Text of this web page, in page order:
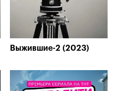
Выжившие-2 (2023)